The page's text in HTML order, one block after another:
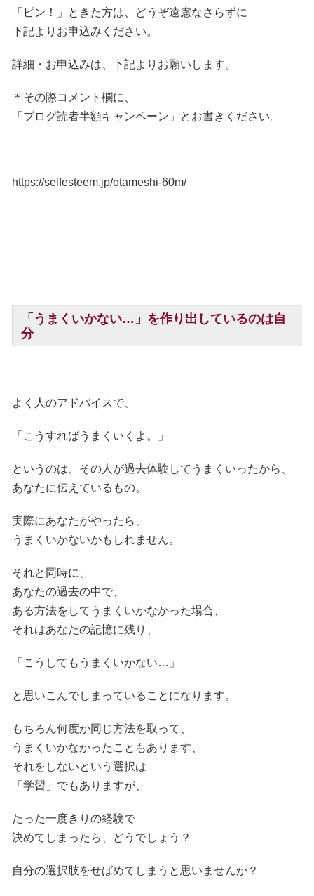
「ピン！」ときた方は、どうぞ遠慮なさらずに
下記よりお申込みください。
詳細・お申込みは、下記よりお願いします。
＊その際コメント欄に、
「ブログ読者半額キャンペーン」とお書きください。
https://selfesteem.jp/otameshi-60m/
「うまくいかない…」を作り出しているのは自
分
よく人のアドバイスで、
「こうすればうまくいくよ。」
というのは、その人が過去体験してうまくいったから、
あなたに伝えているもの。
実際にあなたがやったら、
うまくいかないかもしれません。
それと同時に、
あなたの過去の中で、
ある方法をしてうまくいかなかった場合、
それはあなたの記憶に残り、
「こうしてもうまくいかない…」
と思いこんでしまっていることになります。
もちろん何度か同じ方法を取って、
うまくいかなかったこともあります、
それをしないという選択は
「学習」でもありますが、
たった一度きりの経験で
決めてしまったら、どうでしょう？
自分の選択肢をせばめてしまうと思いませんか？